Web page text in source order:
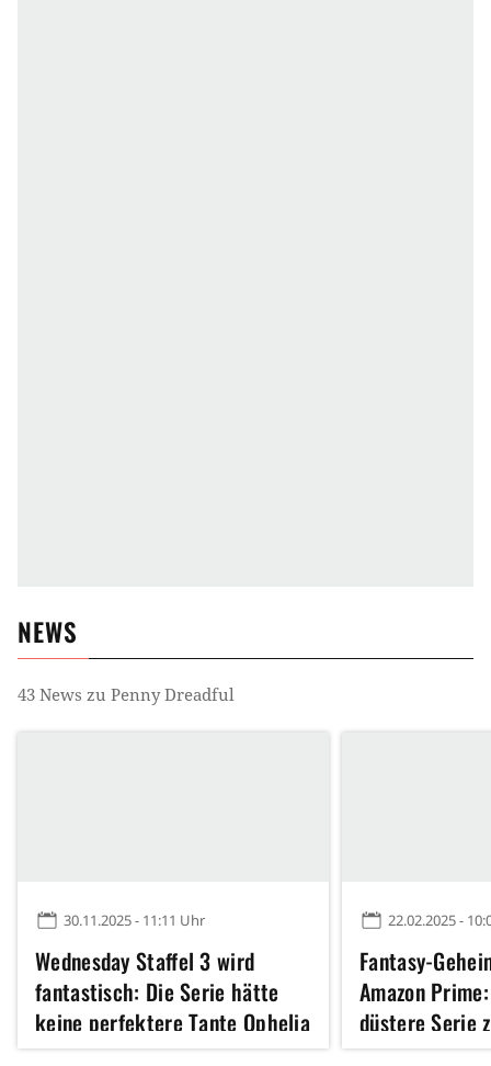
NEWS
43 News zu Penny Dreadful
30.11.2025 - 11:11 Uhr
Wednesday Staffel 3 wird
fantastisch: Die Serie hätte
keine perfektere Tante Ophelia
bekommen können
22.02.2025 -
Fantasy-
Amazon
düstere Serie
Horror-